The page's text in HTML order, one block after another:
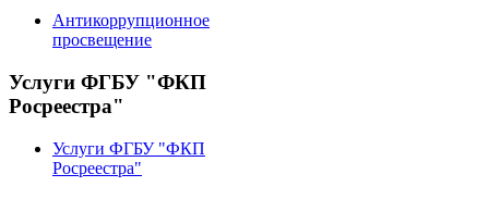
Антикоррупционное
просвещение
Услуги ФГБУ "ФКП
Росреестра"
Услуги ФГБУ "ФКП
Росреестра"